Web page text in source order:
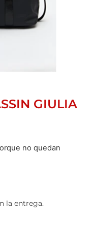
GIULIA
no quedan
la entrega.